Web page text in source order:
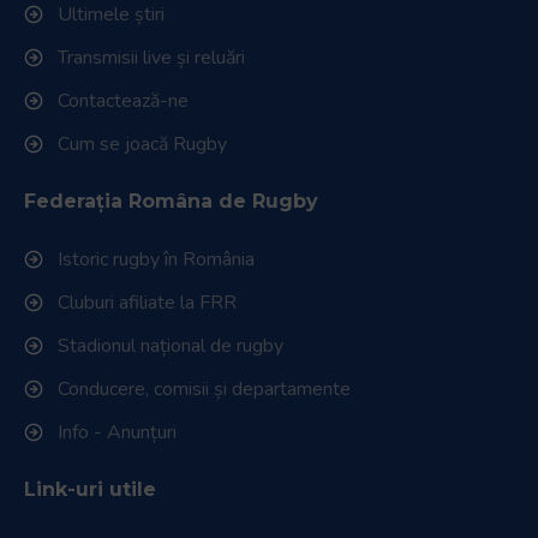
Ultimele știri
Transmisii live și reluări
Contactează-ne
Cum se joacă Rugby
Federația Româna de Rugby
Istoric rugby în România
Cluburi afiliate la FRR
Stadionul național de rugby
Conducere, comisii și departamente
Info - Anunțuri
Link-uri utile